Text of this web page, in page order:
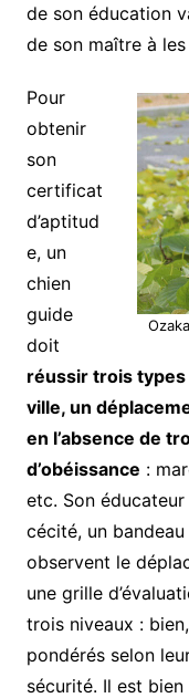
de son éducation
de son maître à
Pour
obtenir
son
certificat
d’aptitud
e, un
chien
guide
doit
réussir trois types
ville, un
en l’absence de
d’obéissance :
etc. Son
cécité, un bandeau
observent le
une grille
trois niveaux :
pondérés selon
sécurité. Il est